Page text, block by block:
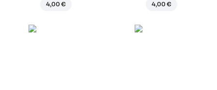
4,00 € 4,00 €